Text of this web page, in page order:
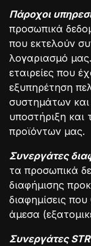
Πάροχοι
προσωπικά
που εκτελούν
λογαριασμό
εταιρείες που
εξυπηρέτηση
συστημάτων
υποστήριξη
προϊόντων μας.
Συνεργάτες
τα προσωπικά
διαφήμισης
διαφημίσεις
άμεσα
Συνεργάτες